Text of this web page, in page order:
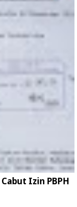
Izin PBPH